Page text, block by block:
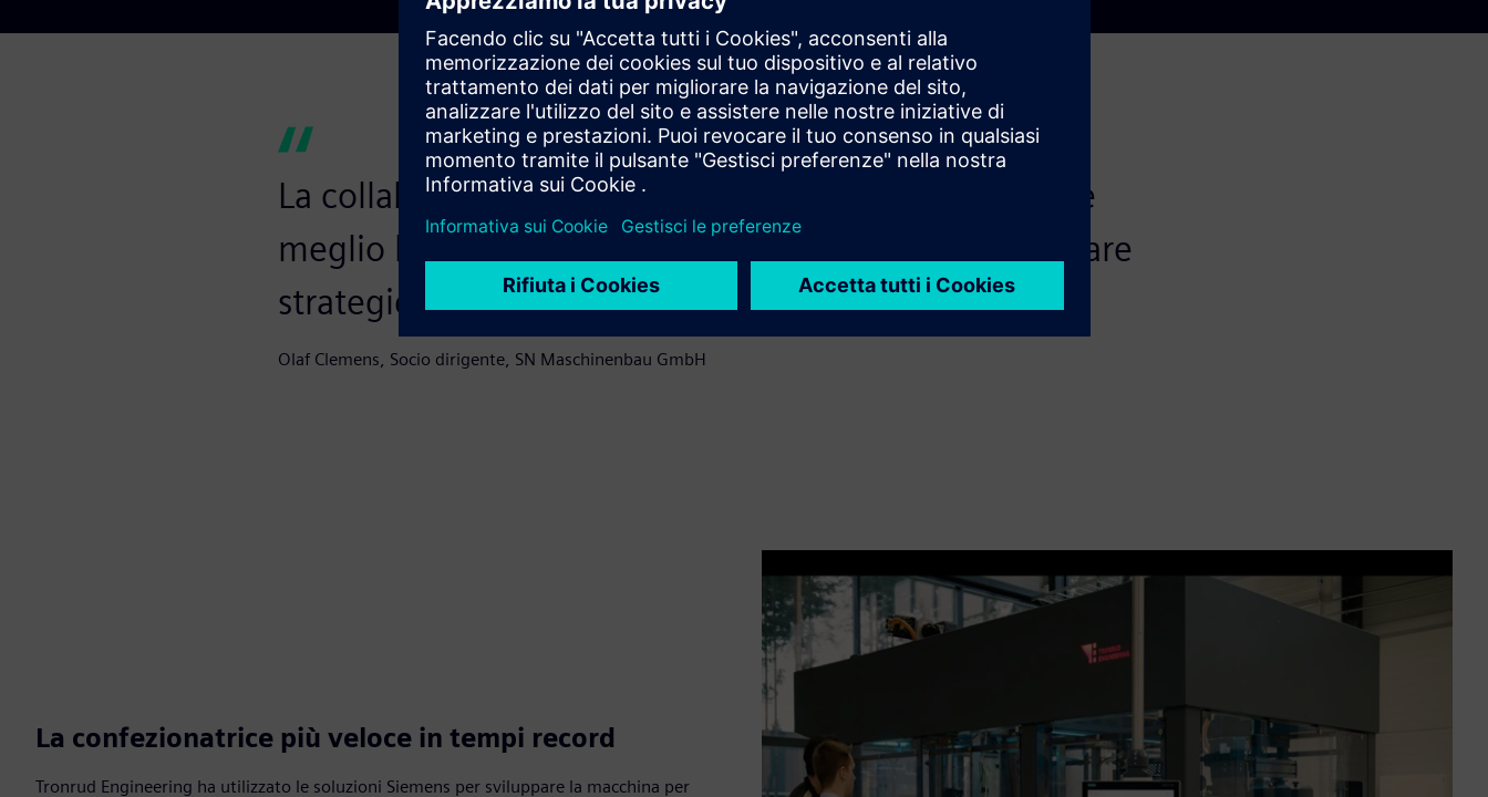
La collaborazione con Siemens ci aiuta a concentrare
meglio le nostre risorse di sviluppo e quindi a rafforzare
strategicamente la nostra posizione competitiva.
Olaf Clemens, Socio dirigente, SN Maschinenbau GmbH
La confezionatrice più veloce in tempi record
Tronrud Engineering ha utilizzato le soluzioni Siemens per sviluppare la macchina per